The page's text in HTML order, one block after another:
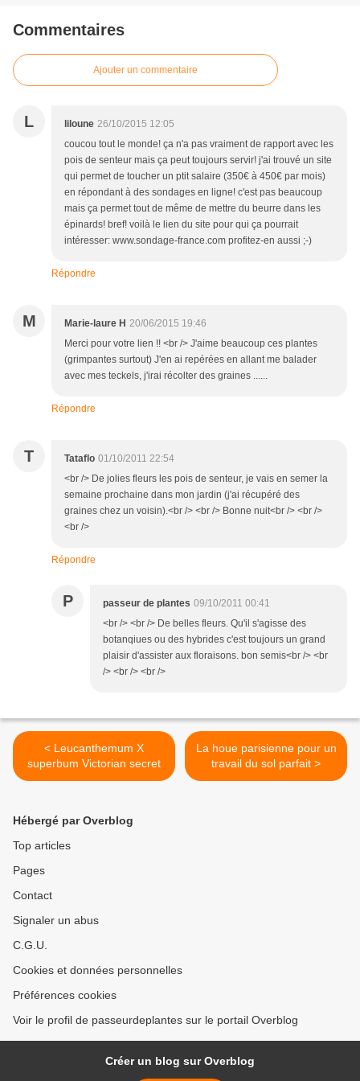
Commentaires
Ajouter un commentaire
L liloune 26/10/2015 12:05
coucou tout le monde! ça n'a pas vraiment de rapport avec les
pois de senteur mais ça peut toujours servir! j'ai trouvé un site
qui permet de toucher un ptit salaire (350€ à 450€ par mois)
en répondant à des sondages en ligne! c'est pas beaucoup
mais ça permet tout de même de mettre du beurre dans les
épinards! bref! voilà le lien du site pour qui ça pourrait
intéresser: www.sondage-france.com profitez-en aussi ;-)
Répondre
M Marie-laure H 20/06/2015 19:46
Merci pour votre lien !! <br /> J'aime beaucoup ces plantes
(grimpantes surtout) J'en ai repérées en allant me balader
avec mes teckels, j'irai récolter des graines ......
Répondre
T Tataflo 01/10/2011 22:54
<br /> De jolies fleurs les pois de senteur, je vais en semer la
semaine prochaine dans mon jardin (j'ai récupéré des
graines chez un voisin).<br /> <br /> Bonne nuit<br /> <br />
<br />
Répondre
P passeur de plantes 09/10/2011 00:41
<br /> <br /> De belles fleurs. Qu'il s'agisse des
botanqiues ou des hybrides c'est toujours un grand
plaisir d'assister aux floraisons. bon semis<br /> <br
/> <br /> <br />
< Leucanthemum X
superbum Victorian secret
La houe parisienne pour un
travail du sol parfait >
Hébergé par Overblog
Top articles
Pages
Contact
Signaler un abus
C.G.U.
Cookies et données personnelles
Préférences cookies
Voir le profil de passeurdeplantes sur le portail Overblog
Créer un blog sur Overblog